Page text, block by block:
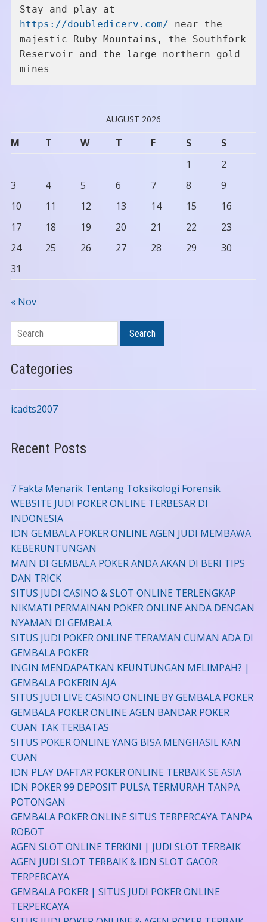
https://doubledicerv.com/ near the
majestic Ruby Mountains, the Southfork
Reservoir and the large northern gold
mines
AUGUST 2026
M T W T F S
S
1
2
3
4 5 6 7 8
9
10
11 12 13 14 15
16
17
18 19 20 21 22
23
24
25 26 27 28 29
30
31
« Nov
Search Search
Categories
icadts2007
Recent Posts
7 Fakta Menarik Tentang Toksikologi Forensik
WEBSITE JUDI POKER ONLINE TERBESAR DI
INDONESIA
IDN GEMBALA POKER ONLINE AGEN JUDI MEMBAWA
KEBERUNTUNGAN
MAIN DI GEMBALA POKER ANDA AKAN DI BERI TIPS
DAN TRICK
SITUS JUDI CASINO & SLOT ONLINE TERLENGKAP
NIKMATI PERMAINAN POKER ONLINE ANDA DENGAN
NYAMAN DI GEMBALA
SITUS JUDI POKER ONLINE TERAMAN CUMAN ADA DI
GEMBALA POKER
INGIN MENDAPATKAN KEUNTUNGAN MELIMPAH? |
GEMBALA POKERIN AJA
SITUS JUDI LIVE CASINO ONLINE BY GEMBALA POKER
GEMBALA POKER ONLINE AGEN BANDAR POKER
CUAN TAK TERBATAS
SITUS POKER ONLINE YANG BISA MENGHASIL KAN
CUAN
IDN PLAY DAFTAR POKER ONLINE TERBAIK SE ASIA
IDN POKER 99 DEPOSIT PULSA TERMURAH TANPA
POTONGAN
GEMBALA POKER ONLINE SITUS TERPERCAYA TANPA
ROBOT
AGEN SLOT ONLINE TERKINI | JUDI SLOT TERBAIK
AGEN JUDI SLOT TERBAIK & IDN SLOT GACOR
TERPERCAYA
GEMBALA POKER | SITUS JUDI POKER ONLINE
TERPERCAYA